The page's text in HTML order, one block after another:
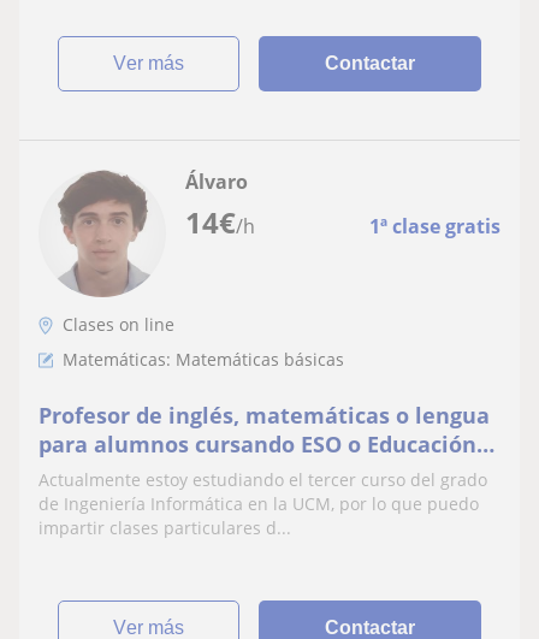
ver más Contactar
14€/h 1ª clase gratis
Álvaro
Clases on line
Matemáticas: Matemáticas básicas
Profesor de inglés, matemáticas o lengua
para alumnos cursando ESO o Educación
Primaria
Actualmente estoy estudiando el tercer curso del grado
de Ingeniería Informática en la UCM, por lo que puedo
impartir clases particulares d...
ver más Contactar